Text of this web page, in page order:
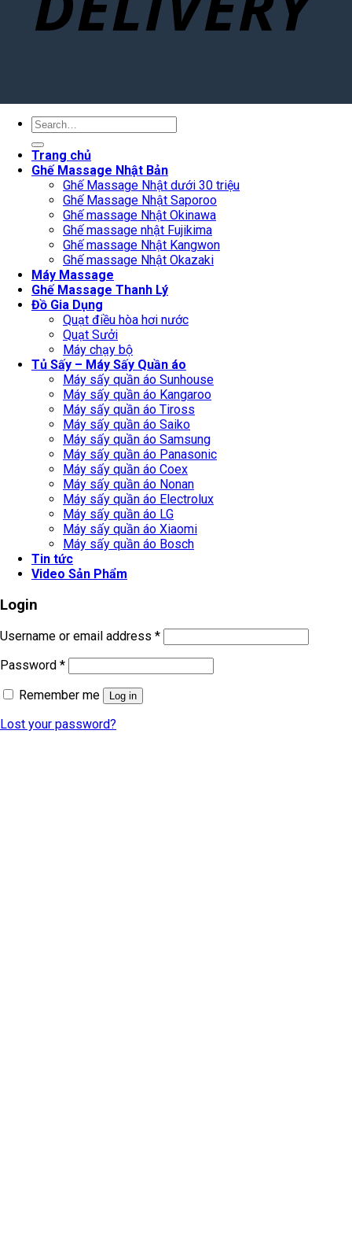
Search
Trang chủ
Ghế Massage Nhật Bản
Ghế Massage Nhật dưới 30 triệu
Ghế Massage Nhật Saporoo
Ghế massage Nhật Okinawa
Ghế massage nhật Fujikima
Ghế massage Nhật Kangwon
Ghế massage Nhật Okazaki
Máy Massage
Ghế Massage Thanh Lý
Đồ Gia Dụng
Quạt điều hòa hơi nước
Quạt Sưởi
Máy chạy bộ
Tủ Sấy – Máy Sấy Quần áo
Máy sấy quần áo Sunhouse
Máy sấy quần áo Kangaroo
Máy sấy quần áo Tiross
Máy sấy quần áo Saiko
Máy sấy quần áo Samsung
Máy sấy quần áo Panasonic
Máy sấy quần áo Coex
Máy sấy quần áo Nonan
Máy sấy quần áo Electrolux
Máy sấy quần áo LG
Máy sấy quần áo Xiaomi
Máy sấy quần áo Bosch
Tin tức
Video Sản Phẩm
Login
Username or email address *
Password *
Remember me
Log in
Lost your password?